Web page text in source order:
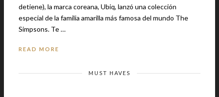
detiene), la marca coreana, Ubiq, lanzó una colección
especial de la familia amarilla más famosa del mundo The
Simpsons. Te …
READ MORE
MUST HAVES